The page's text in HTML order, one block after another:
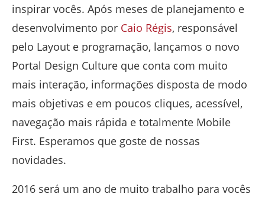
inspirar vocês. Após meses de planejamento e
desenvolvimento por Caio Régis, responsável
pelo Layout e programação, lançamos o novo
Portal Design Culture que conta com muito
mais interação, informações disposta de modo
mais objetivas e em poucos cliques, acessível,
navegação mais rápida e totalmente Mobile
First. Esperamos que goste de nossas
novidades.
2016 será um ano de muito trabalho para vocês